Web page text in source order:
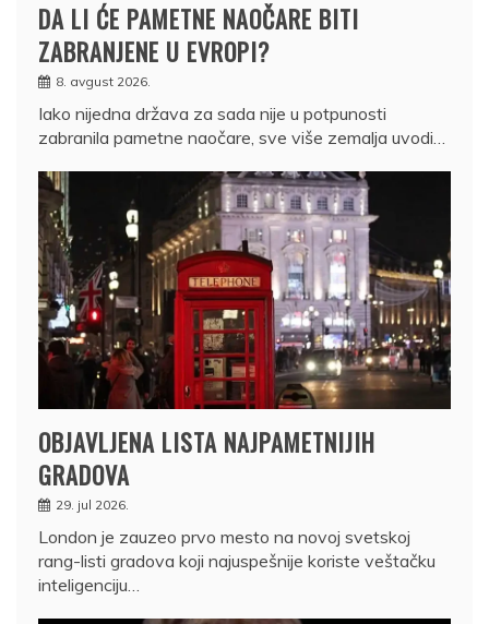
DA LI ĆE PAMETNE NAOČARE BITI
ZABRANJENE U EVROPI?
8. avgust 2026.
Iako nijedna država za sada nije u potpunosti
zabranila pametne naočare, sve više zemalja uvodi…
OBJAVLJENA LISTA NAJPAMETNIJIH
GRADOVA
29. jul 2026.
London je zauzeo prvo mesto na novoj svetskoj
rang-listi gradova koji najuspešnije koriste veštačku
inteligenciju…